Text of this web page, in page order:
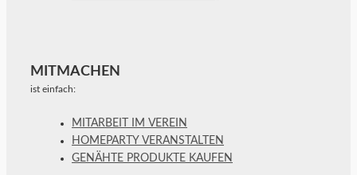
MITMACHEN
ist einfach:
MITARBEIT IM VEREIN
HOMEPARTY VERANSTALTEN
GENÄHTE PRODUKTE KAUFEN